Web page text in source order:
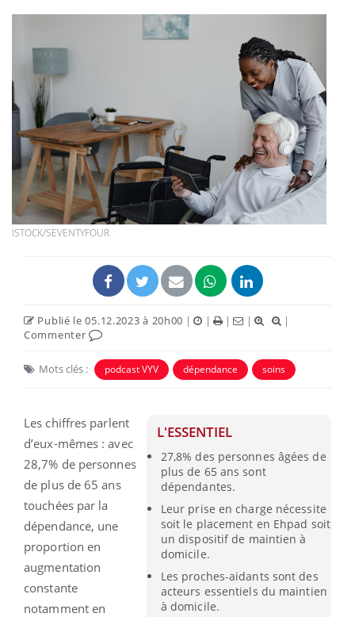
ISTOCK/SEVENTYFOUR
Publié le 05.12.2023 à 20h00 | | | |
|
Commenter
Mots clés : podcast VYV dépendance soins
L'ESSENTIEL
27,8% des personnes âgées de
plus de 65 ans sont
dépendantes.
Leur prise en charge nécessite
soit le placement en Ehpad soit
un dispositif de maintien à
domicile.
Les proches-aidants sont des
acteurs essentiels du maintien
à domicile.
Les chiffres parlent
d’eux-mêmes : avec
28,7% de personnes
de plus de 65 ans
touchées par la
dépendance, une
proportion en
augmentation
constante
notamment en